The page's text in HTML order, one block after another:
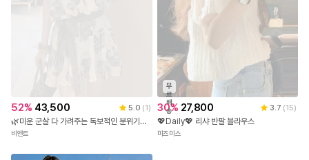
52% 43,500 5.0 (1)
🌿미운 군살 다 가려주는 독보적인 분위기의 롱핏🌿 XI-710 페이즐리 브이넥 원피스
비엔트
무
료
배
송
30% 27,800 3.7 (15)
💖Daily💖 리샤 반팔 블라우스
미즈미스